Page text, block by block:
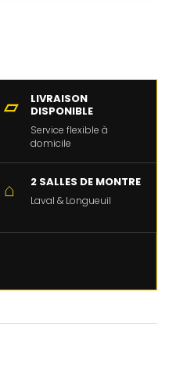
▱
LIVRAISON
DISPONIBLE
Service flexible à
domicile
⌂ 2 SALLES DE MONTRE
Laval & Longueuil